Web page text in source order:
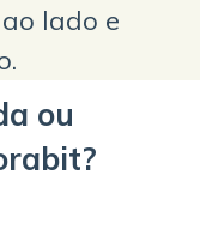
lado e
ou